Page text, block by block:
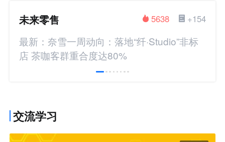
未来零售 +154
5638
最新：奈雪一周动向：落地“纤·Studio”非标
店 茶咖客群重合度达80%
交流学习